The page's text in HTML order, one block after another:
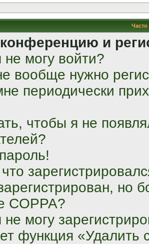
и
могу войти?
вообще нужно
периодически
чтобы я не
но
COPPA?
могу
функция «Удалить